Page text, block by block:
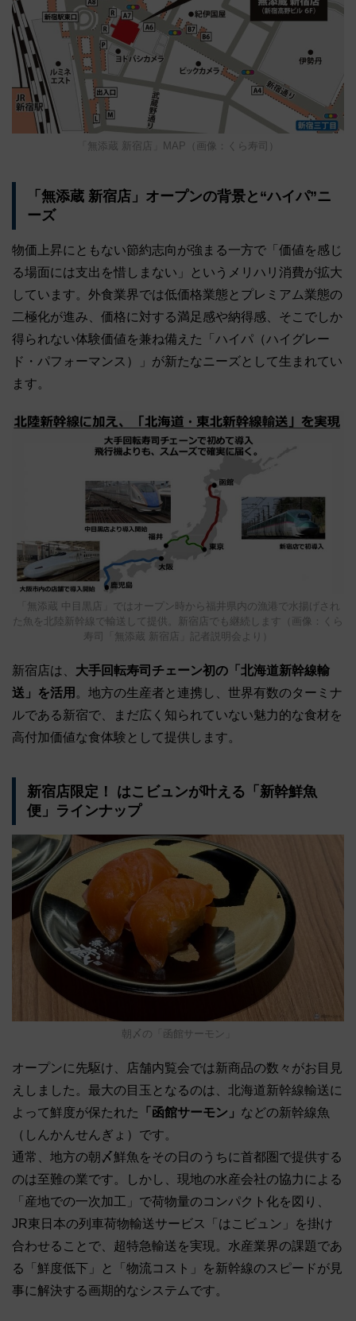
「無添蔵 新宿店」MAP（画像：くら寿司）
「無添蔵 新宿店」オープンの背景と“ハイパ”ニ
ーズ
物価上昇にともない節約志向が強まる一方で「価値を感じ
る場面には支出を惜しまない」というメリハリ消費が拡大
しています。外食業界では低価格業態とプレミアム業態の
二極化が進み、価格に対する満足感や納得感、そこでしか
得られない体験価値を兼ね備えた「ハイパ（ハイグレー
ド・パフォーマンス）」が新たなニーズとして生まれてい
ます。
「無添蔵 中目黒店」ではオープン時から福井県内の漁港で水揚げされ
た魚を北陸新幹線で輸送して提供。新宿店でも継続します（画像：くら
寿司「無添蔵 新宿店」記者説明会より）
新宿店は、 大手回転寿司チェーン初の「北海道新幹線輸
送」を活用 。地方の生産者と連携し、世界有数のターミナ
ルである新宿で、まだ広く知られていない魅力的な食材を
高付加価値な食体験として提供します。
新宿店限定！ はこビュンが叶える「新幹鮮魚
便」ラインナップ
朝〆の「函館サーモン」
オープンに先駆け、店舗内覧会では新商品の数々がお目見
えしました。最大の目玉となるのは、北海道新幹線輸送に
よって鮮度が保たれた
「函館サーモン」 などの新幹線魚
（しんかんせんぎょ）です。
通常、地方の朝〆鮮魚をその日のうちに首都圏で提供する
のは至難の業です。しかし、現地の水産会社の協力による
「産地での一次加工」で荷物量のコンパクト化を図り、
JR東日本の列車荷物輸送サービス「はこビュン」を掛け
合わせることで、超特急輸送を実現。水産業界の課題であ
る「鮮度低下」と「物流コスト」を新幹線のスピードが見
事に解決する画期的なシステムです。